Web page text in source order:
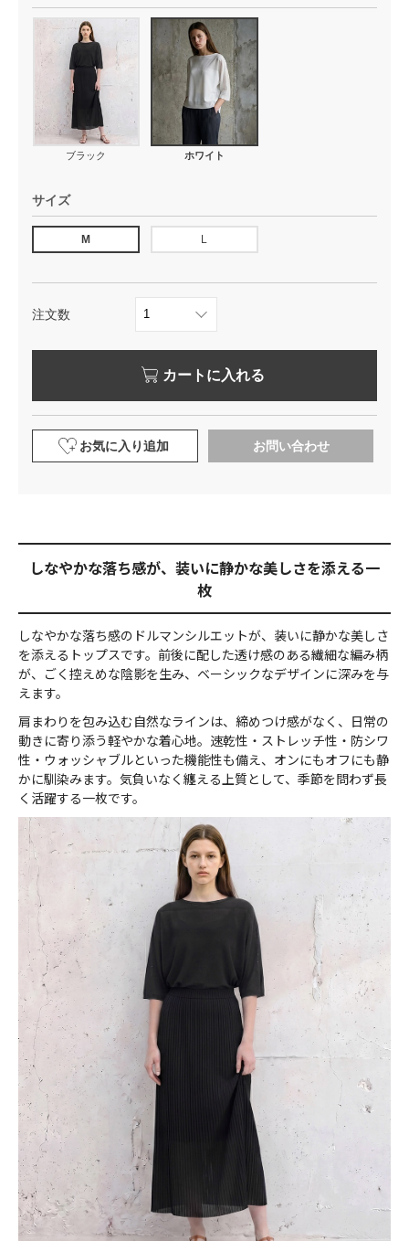
ブラック ホワイト
サイズ
M L
注文数
カートに入れる
お気に入り追加 お問い合わせ
しなやかな落ち感が、装いに静かな美しさを添える一
枚
しなやかな落ち感のドルマンシルエットが、装いに静かな美しさ
を添えるトップスです。前後に配した透け感のある繊細な編み柄
が、ごく控えめな陰影を生み、ベーシックなデザインに深みを与
えます。
肩まわりを包み込む自然なラインは、締めつけ感がなく、日常の
動きに寄り添う軽やかな着心地。速乾性・ストレッチ性・防シワ
性・ウォッシャブルといった機能性も備え、オンにもオフにも静
かに馴染みます。気負いなく纏える上質として、季節を問わず長
く活躍する一枚です。